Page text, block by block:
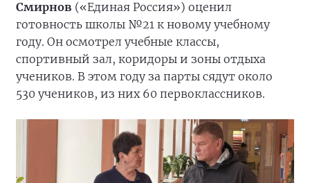
Смирнов («Единая Россия») оценил
готовность школы №21 к новому учебному
году. Он осмотрел учебные классы,
спортивный зал, коридоры и зоны отдыха
учеников. В этом году за парты сядут около
530 учеников, из них 60 первоклассников.